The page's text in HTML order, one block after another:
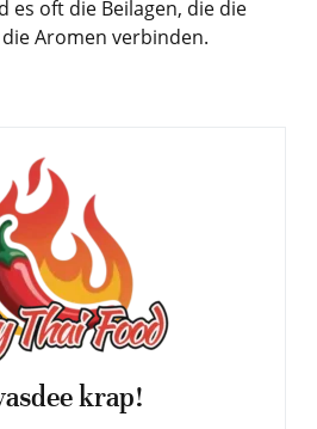
es oft die Beilagen, die die
Aromen verbinden.
krap!